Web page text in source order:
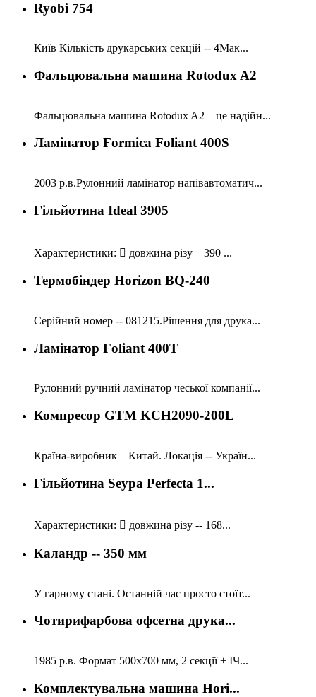
Ryobi 754
Київ Кількість друкарських секцій -- 4Мак...
Фальцювальна машина Rotodux A2
Фальцювальна машина Rotodux A2 – це надійн...
Ламінатор Formica Foliant 400S
2003 р.в.Рулонний ламінатор напівавтоматич...
Гільйотина Ideal 3905
Характеристики:  довжина різу – 390 ...
Термобіндер Horizon BQ-240
Серійний номер -- 081215.Рішення для друка...
Ламінатор Foliant 400T
Рулонний ручний ламінатор чеської компанії...
Компресор GTM KCH2090-200L
Країна-виробник – Китай. Локація -- Україн...
Гільйотина Seypa Perfecta 1...
Характеристики:  довжина різу -- 168...
Каландр -- 350 мм
У гарному стані. Останній час просто стоїт...
Чотирифарбова офсетна друка...
1985 р.в. Формат 500х700 мм, 2 секції + ІЧ...
Комплектувальна машина Hori...